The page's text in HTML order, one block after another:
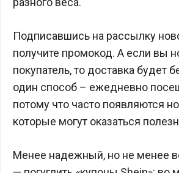
Подписавшись на рассылку
получите промокод. А если вы
покупатель, то доставка будет
один способ – ежедневно
потому что часто появляются
которые могут оказаться
Менее надежный, но не менее